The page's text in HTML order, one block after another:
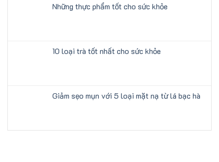
Những thực phẩm tốt cho sức khỏe
10 loại trà tốt nhất cho sức khỏe
Giảm sẹo mụn với 5 loại mặt nạ từ lá bạc hà